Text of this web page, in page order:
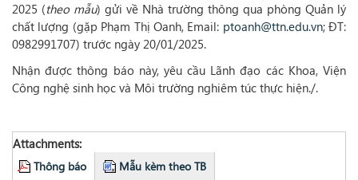
2025 (theo mẫu) gửi về Nhà trường thông qua phòng Quản lý
chất lượng (gặp Phạm Thị Oanh, Email: ptoanh@ttn.edu.vn; ĐT:
0982991707) trước ngày 20/01/2025.
Nhận được thông báo này, yêu cầu Lãnh đạo các Khoa, Viện
Công nghệ sinh học và Môi trường nghiêm túc thực hiện./.
Attachments:
Thông báo Mẫu kèm theo TB